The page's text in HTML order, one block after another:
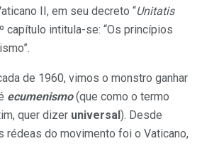
II, em seu decreto “Unitatis
capítulo intitula-se: “Os princípios
de 1960, vimos o monstro ganhar
ecumenismo(que como o termo
quer dizer universal). Desde
rédeas do movimento foi o Vaticano,